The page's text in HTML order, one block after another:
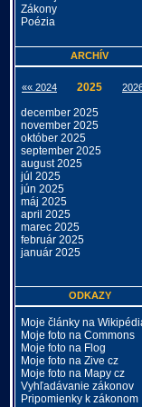
Zákony
Poézia
ARCHÍV
«« 2024 2025
december 2025
november 2025
október 2025
september 2025
august 2025
júl 2025
jún 2025
máj 2025
april 2025
marec 2025
február 2025
január 2025
ODKAZY
Moje články na
Moje foto na Commons
Moje foto na Flog
Moje foto na Zive cz
Moje foto na Mapy cz
Vyhľadávanie zákonov
Pripomienky k zákonom